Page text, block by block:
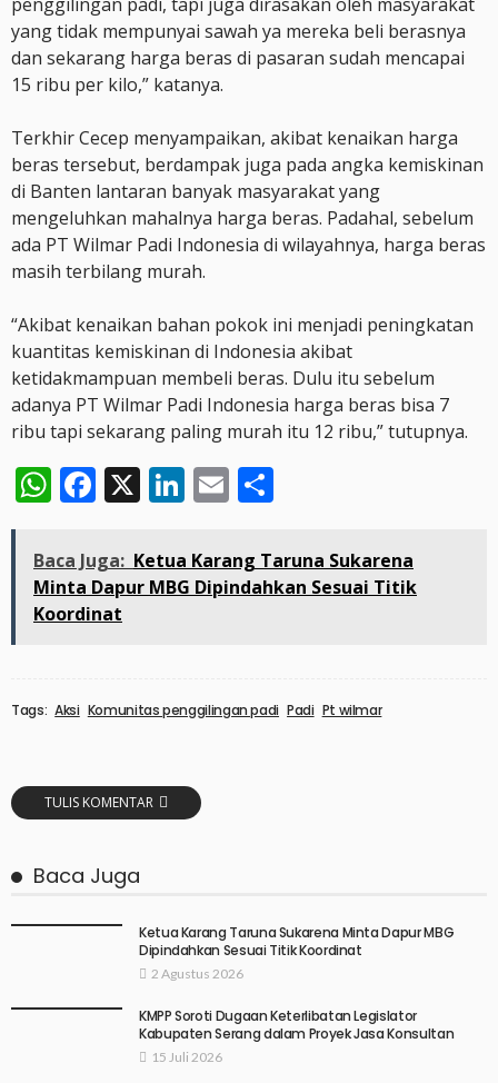
penggilingan padi, tapi juga dirasakan oleh masyarakat
yang tidak mempunyai sawah ya mereka beli berasnya
dan sekarang harga beras di pasaran sudah mencapai
15 ribu per kilo,” katanya.
Terkhir Cecep menyampaikan, akibat kenaikan harga
beras tersebut, berdampak juga pada angka kemiskinan
di Banten lantaran banyak masyarakat yang
mengeluhkan mahalnya harga beras. Padahal, sebelum
ada PT Wilmar Padi Indonesia di wilayahnya, harga beras
masih terbilang murah.
“Akibat kenaikan bahan pokok ini menjadi peningkatan
kuantitas kemiskinan di Indonesia akibat
ketidakmampuan membeli beras. Dulu itu sebelum
adanya PT Wilmar Padi Indonesia harga beras bisa 7
ribu tapi sekarang paling murah itu 12 ribu,” tutupnya.
WhatsApp
Facebook
X LinkedIn
Email
Baca Juga: Ketua Karang Taruna Sukarena
Minta Dapur MBG Dipindahkan Sesuai Titik
Koordinat
Tags: Aksi Komunitas penggilingan padi Padi Pt wilmar
TULIS KOMENTAR
Baca Juga
Ketua Karang Taruna Sukarena Minta Dapur MBG
Dipindahkan Sesuai Titik Koordinat
2 Agustus 2026
KMPP Soroti Dugaan Keterlibatan Legislator
Kabupaten Serang dalam Proyek Jasa Konsultan
15 Juli 2026